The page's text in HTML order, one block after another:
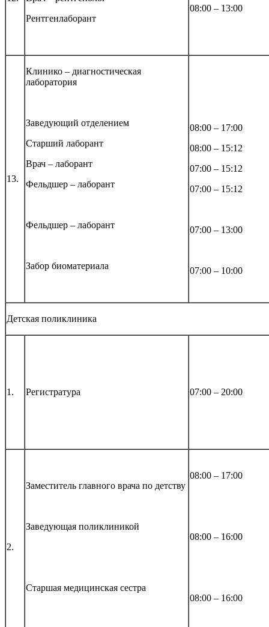
Рентгенлаборант
08:00 – 13:00
13.
Клинико – диагностическая
лаборатория
Заведующий отделением
Старший лаборант
Врач – лаборант
Фельдшер – лаборант
Фельдшер – лаборант
Забор биоматериала
08:00 – 17:00
08:00 – 15:12
07:00 – 15:12
07:00 – 15:12
07:00 – 13:00
07:00 – 10:00
Детская поликлиника
1. Регистратура 07:00 – 20:00
2.
Заместитель главного врача по детству
Заведующая поликлиникой
Старшая медицинская сестра
08:00 – 17:00
08:00 – 16:00
08:00 – 16:00